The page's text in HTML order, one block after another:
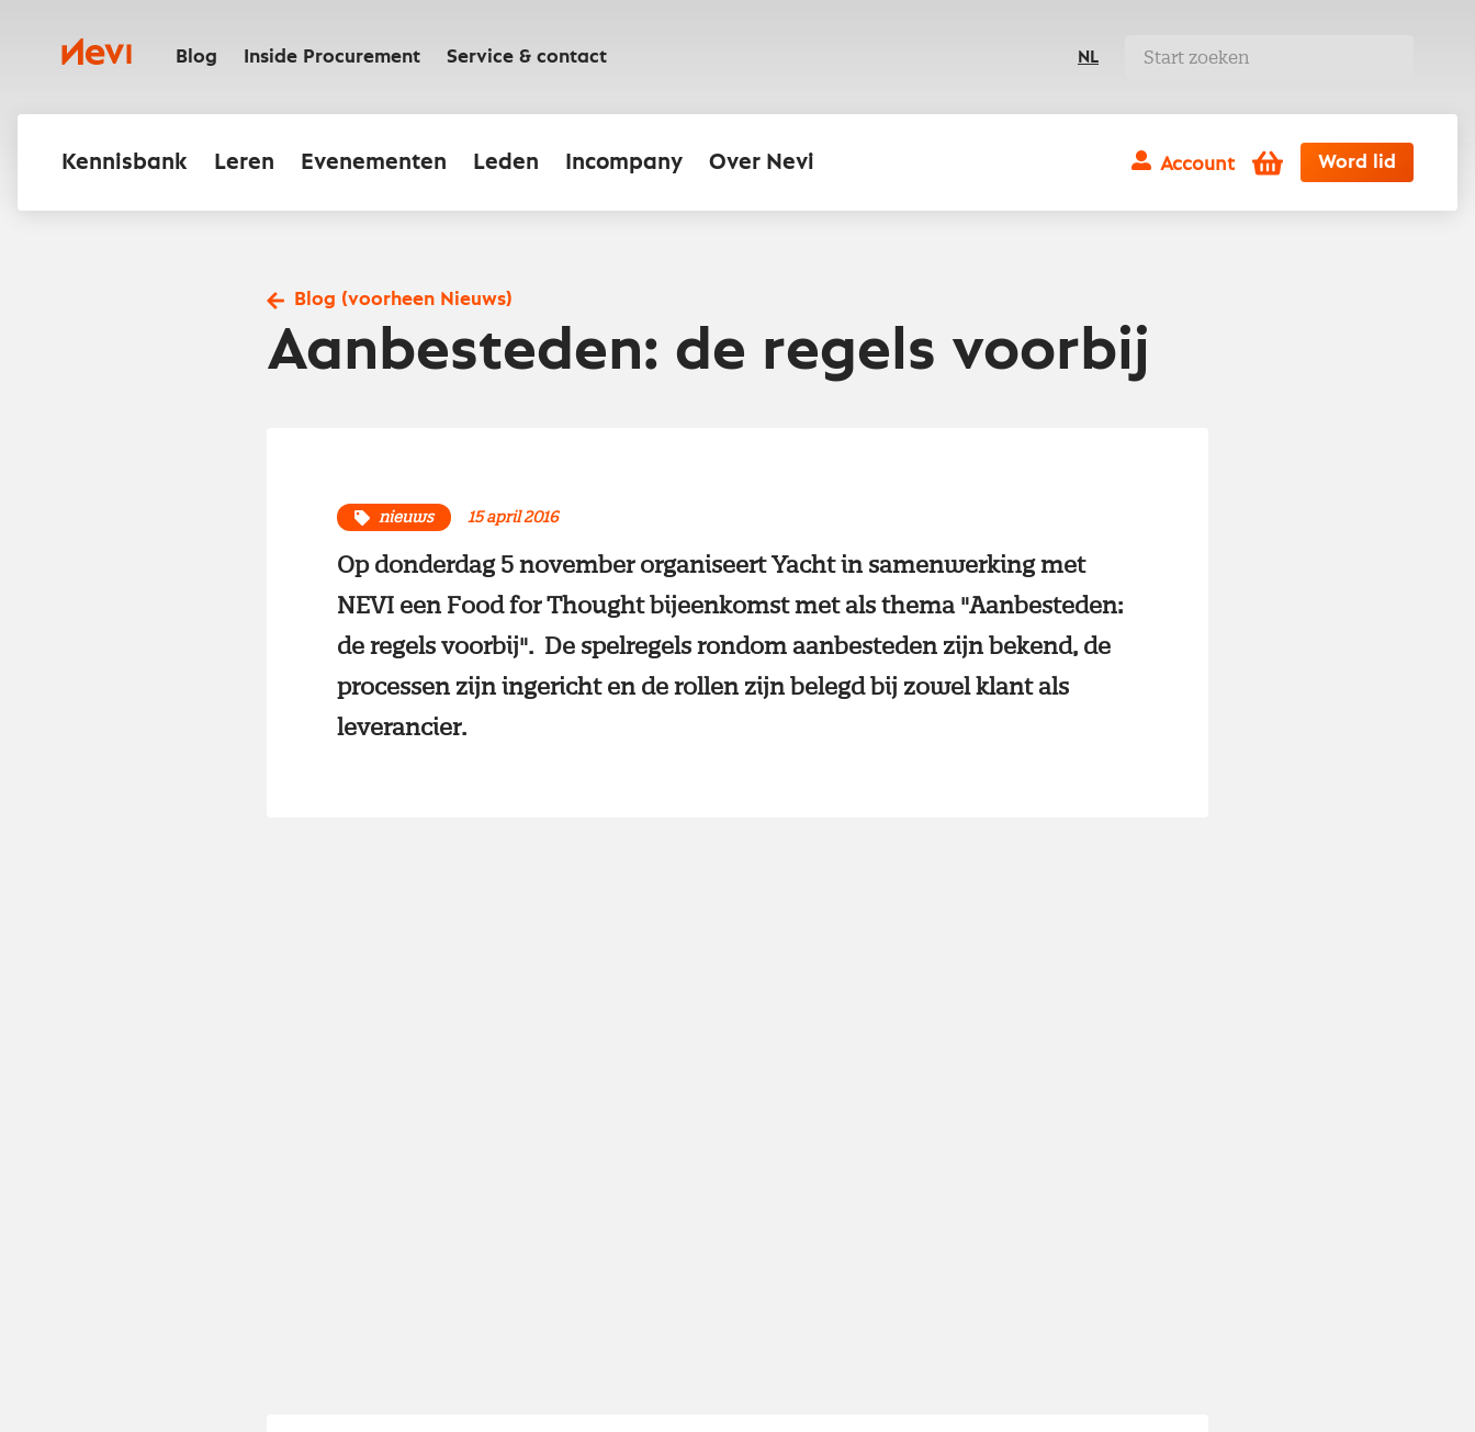
inhoudNevi Blog Inside Procurement Service & contact NL
Kennisbank Leren Evenementen Leden Incompany Over Nevi Account Winkelwagen
Word lid
Blog (voorheen Nieuws)
Aanbesteden: de regels voorbij
nieuws 15 april 2016
Op donderdag 5 november organiseert Yacht in samenwerking met
NEVI een Food for Thought bijeenkomst met als thema "Aanbesteden:
de regels voorbij". De spelregels rondom aanbesteden zijn bekend, de
processen zijn ingericht en de rollen zijn belegd bij zowel klant als
leverancier.